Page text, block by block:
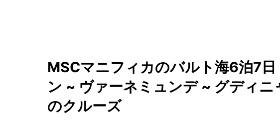
MSCマニフィカのバルト海6泊7
ン ~ ヴァーネミュンデ ~ グディ
のクルーズ